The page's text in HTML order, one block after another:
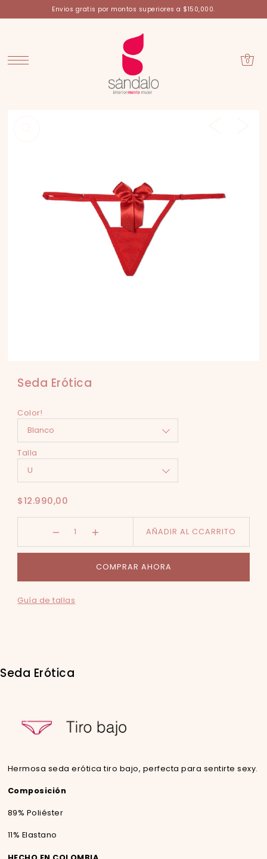
Envios gratis por montos superiores a $150,000.
0
Seda Erótica
Color!
Talla
$12.990,00
AÑADIR AL CCARRITO
COMPRAR AHORA
Guía de tallas
Seda Erótica
Hermosa seda erótica tiro bajo, perfecta para sentirte sexy.
Composición
89% Poliéster
11% Elastano